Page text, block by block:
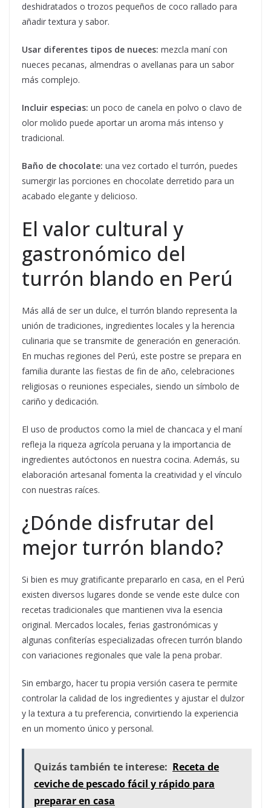
deshidratados o trozos pequeños de coco rallado para
añadir textura y sabor.
Usar diferentes tipos de nueces: mezcla maní con
nueces pecanas, almendras o avellanas para un sabor
más complejo.
Incluir especias: un poco de canela en polvo o clavo de
olor molido puede aportar un aroma más intenso y
tradicional.
Baño de chocolate: una vez cortado el turrón, puedes
sumergir las porciones en chocolate derretido para un
acabado elegante y delicioso.
El valor cultural y
gastronómico del
turrón blando en Perú
Más allá de ser un dulce, el turrón blando representa la
unión de tradiciones, ingredientes locales y la herencia
culinaria que se transmite de generación en generación.
En muchas regiones del Perú, este postre se prepara en
familia durante las fiestas de fin de año, celebraciones
religiosas o reuniones especiales, siendo un símbolo de
cariño y dedicación.
El uso de productos como la miel de chancaca y el maní
refleja la riqueza agrícola peruana y la importancia de
ingredientes autóctonos en nuestra cocina. Además, su
elaboración artesanal fomenta la creatividad y el vínculo
con nuestras raíces.
¿Dónde disfrutar del
mejor turrón blando?
Si bien es muy gratificante prepararlo en casa, en el Perú
existen diversos lugares donde se vende este dulce con
recetas tradicionales que mantienen viva la esencia
original. Mercados locales, ferias gastronómicas y
algunas confiterías especializadas ofrecen turrón blando
con variaciones regionales que vale la pena probar.
Sin embargo, hacer tu propia versión casera te permite
controlar la calidad de los ingredientes y ajustar el dulzor
y la textura a tu preferencia, convirtiendo la experiencia
en un momento único y personal.
Quizás también te interese: Receta de
ceviche de pescado fácil y rápido para
preparar en casa